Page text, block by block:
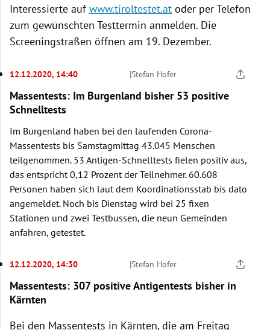
Interessierte aufwww.tiroltestet.at oder per Telefon
zum gewünschten Testtermin anmelden. Die
Screeningstraßen öffnen am 19. Dezember.
12.12.2020, 14:40 |Stefan Hofer
Massentests: Im Burgenland bisher 53 positive
Schnelltests
Im Burgenland haben bei den laufenden Corona-
Massentests bis Samstagmittag 43.045 Menschen
teilgenommen. 53 Antigen-Schnelltests fielen positiv aus,
das entspricht 0,12 Prozent der Teilnehmer. 60.608
Personen haben sich laut dem Koordinationsstab bis dato
angemeldet. Noch bis Dienstag wird bei 25 fixen
Stationen und zwei Testbussen, die neun Gemeinden
anfahren, getestet.
12.12.2020, 14:30 |Stefan Hofer
Massentests: 307 positive Antigentests bisher in
Kärnten
Bei den Massentests in Kärnten, die am Freitag